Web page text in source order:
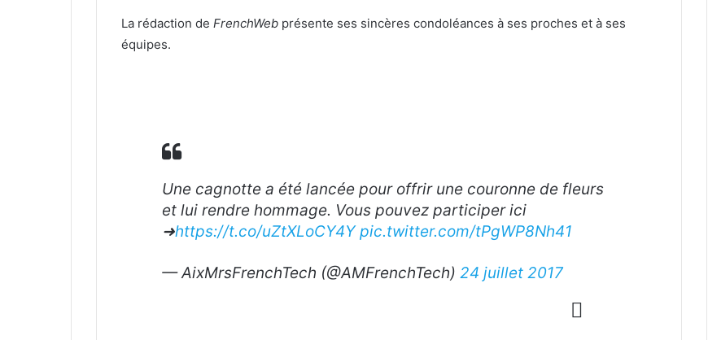
La rédaction de FrenchWeb présente ses sincères condoléances à ses proches et à ses
équipes.
Une cagnotte a été lancée pour offrir une couronne de fleurs
et lui rendre hommage. Vous pouvez participer ici
➜https://t.co/uZtXLoCY4Y pic.twitter.com/tPgWP8Nh41
— AixMrsFrenchTech (@AMFrenchTech) 24 juillet 2017